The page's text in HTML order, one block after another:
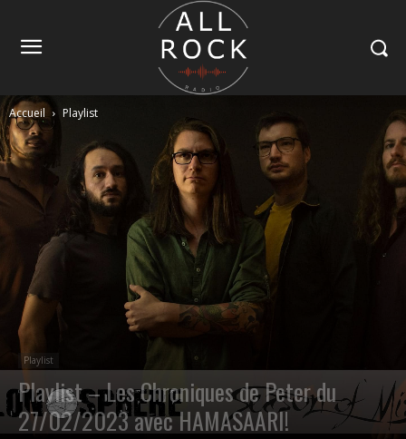
Accueil Playlist
Playlist
Playlist – Les Chroniques de Peter du
27/02/2023 avec HAMASAARI!